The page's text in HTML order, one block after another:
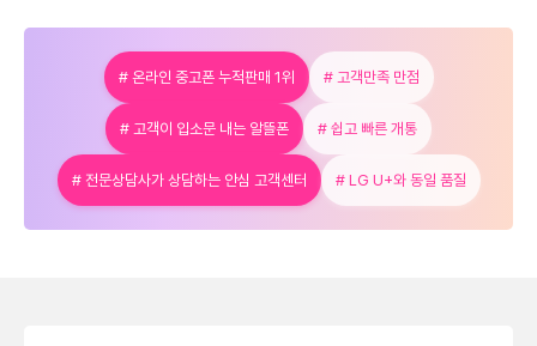
# 온라인 중고폰 누적판매 1위 # 고객만족 만점
# 고객이 입소문 내는 알뜰폰 # 쉽고 빠른 개통
# 전문상담사가 상담하는 안심 고객센터 # LG U+와 동일 품질